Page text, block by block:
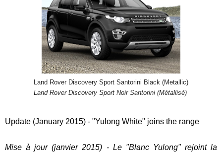
Land Rover Discovery Sport Santorini Black (Metallic)
Land Rover Discovery Sport Noir Santorini (Métallisé)
Update (January 2015) - "Yulong White" joins the range
Mise à jour (janvier 2015) - Le "Blanc Yulong" rejoint la